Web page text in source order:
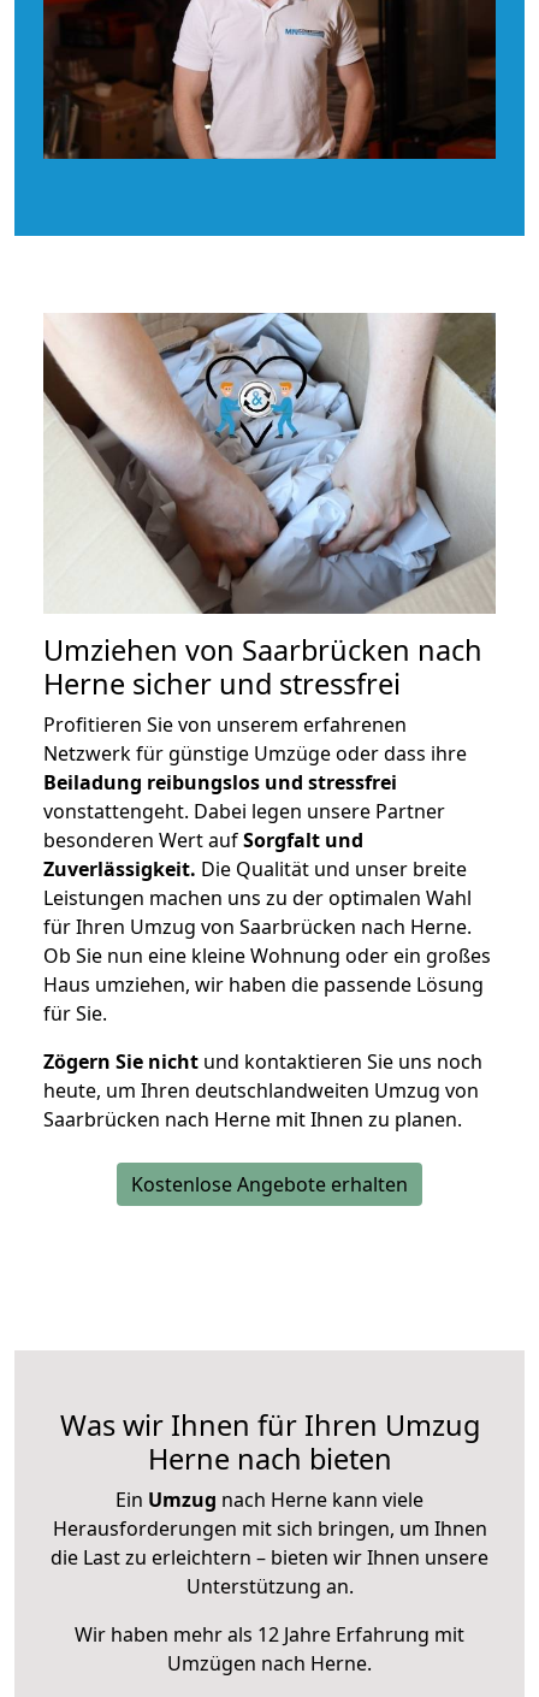
Umziehen von Saarbrücken nach
Herne sicher und stressfrei
Profitieren Sie von unserem erfahrenen
Netzwerk für günstige Umzüge oder dass ihre
Beiladung reibungslos und stressfrei
vonstattengeht. Dabei legen unsere Partner
besonderen Wert aufSorgfalt und
Zuverlässigkeit. Die Qualität und unser breite
Leistungen machen uns zu der optimalen Wahl
für Ihren Umzug von Saarbrücken nach Herne.
Ob Sie nun eine kleine Wohnung oder ein großes
Haus umziehen, wir haben die passende Lösung
für Sie.
Zögern Sie nicht und kontaktieren Sie uns noch
heute, um Ihren deutschlandweiten Umzug von
Saarbrücken nach Herne mit Ihnen zu planen.
Kostenlose Angebote erhalten
Was wir Ihnen für Ihren Umzug
Herne nach bieten
Ein Umzug nach Herne kann viele
Herausforderungen mit sich bringen, um Ihnen
die Last zu erleichtern – bieten wir Ihnen unsere
Unterstützung an.
Wir haben mehr als 12 Jahre Erfahrung mit
Umzügen nach Herne.